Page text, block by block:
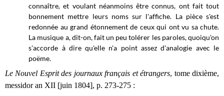
connaître,et voulant néanmoins être connus, ont fait tout
bonnement mettre leurs noms sur l'affiche. La pièce s'est
redonnée au grand étonnement de ceux qui ont vu sa chute.
La musique a, dit-on, fait un peu tolérer les paroles, quoiqu'on
s'accorde à dire qu'elle n'a point assez d'analogie avec le
poëme.
Le Nouvel Esprit des journaux français et étrangers, tome dixième,
messidor an XII [juin 1804], p. 273-275 :